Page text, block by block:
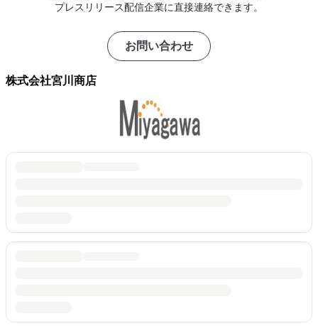
プレスリリース配信企業に直接連絡できます。
お問い合わせ
株式会社宮川商店